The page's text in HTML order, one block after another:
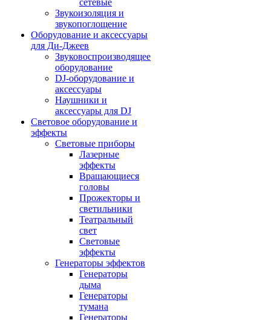
сетевые
Звукоизоляция и
звукопоглощение
Оборудование и аксессуары
для Ди-Джеев
Звуковоспроизводящее
оборудование
DJ-оборудование и
аксессуары
Наушники и
аксессуары для DJ
Световое оборудование и
эффекты
Световые приборы
Лазерные
эффекты
Вращающиеся
головы
Прожекторы и
светильники
Театральный
свет
Световые
эффекты
Генераторы эффектов
Генераторы
дыма
Генераторы
тумана
Генераторы